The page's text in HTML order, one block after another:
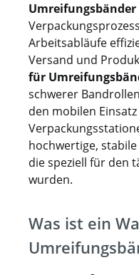
Umreifungsbänder
Arbeitsabläufe
Versand und
für
schwerer
den mobilen
hochwertige,
die speziell für den
wurden.
Was ist ein